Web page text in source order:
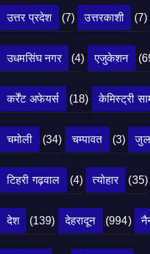
उत्तर प्रदेश (7) उत्तरकाशी (7)
उधमसिंघ नगर (4) एजुकेशन
कर्रेंट अफेयर्स (18) केमिस्ट्री
चमोली (34) चम्पावत (3)
टिहरी गढ़वाल (4) त्योहार (35)
देश (139) देहरादून (994)